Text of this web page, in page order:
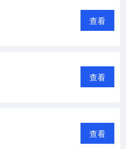
查看
查看
查看